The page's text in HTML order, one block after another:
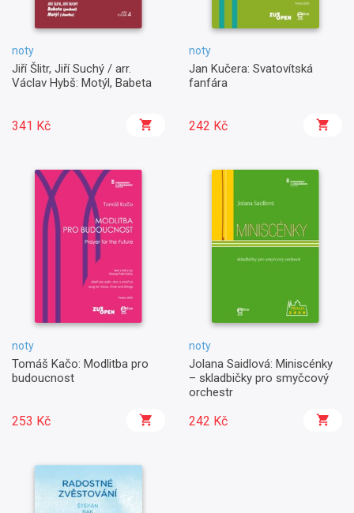
noty
Jiří Šlitr, Jiří Suchý / arr.
Václav Hybš: Motýl, Babeta
341 Kč
noty
Jan Kučera: Svatovítská
fanfára
242 Kč
noty
Tomáš Kačo: Modlitba pro
budoucnost
253 Kč
noty
Jolana Saidlová: Miniscénky
– skladbičky pro smyčcový
orchestr
242 Kč